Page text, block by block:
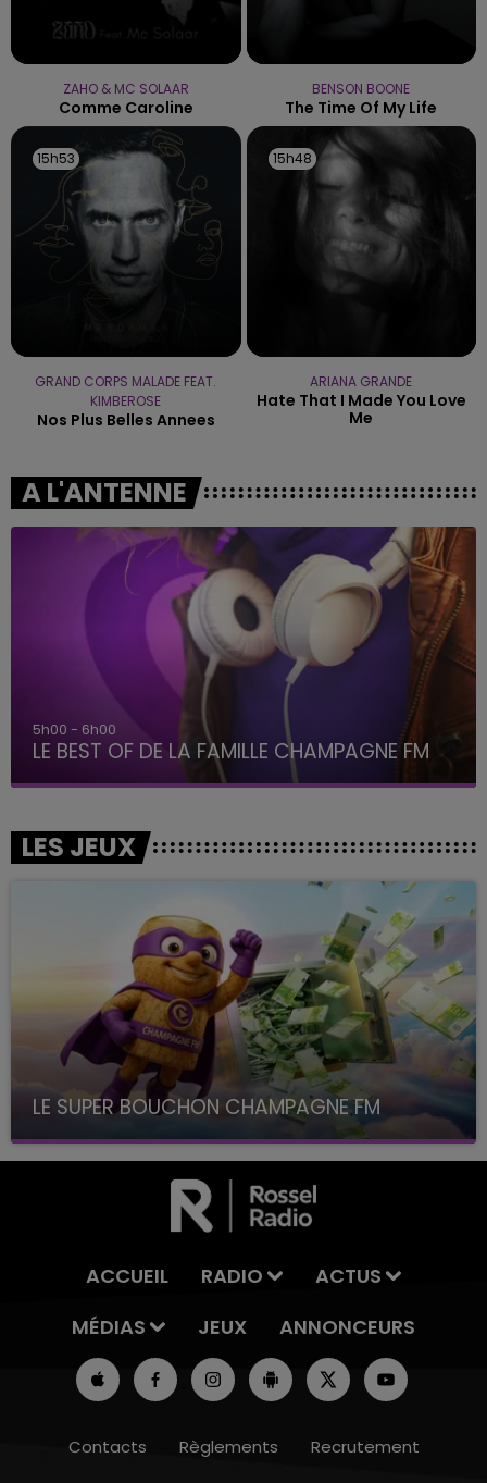
ZAHO & MC SOLAAR
Comme Caroline
BENSON BOONE
The Time Of My Life
15h53
15h53
GRAND CORPS MALADE FEAT.
KIMBEROSE
Nos Plus Belles Annees
15h48
15h48
ARIANA GRANDE
Hate That I Made You Love
Me
A L'ANTENNE
6h00 - 10h00
La Famille
LES JEUX
LE SUPER BOUCHON CHAMPAGNE FM
avec La Famille Champagne FM, à 8H10
ACCUEIL RADIO
ACTUS
MÉDIAS
JEUX ANNONCEURS
Contacts Règlements
Recrutement